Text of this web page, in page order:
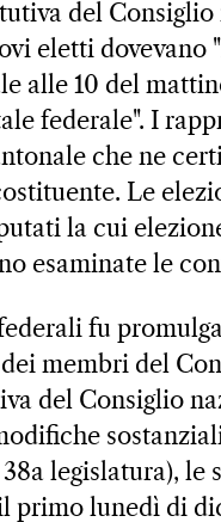
del
eletti dovevano
alle 10 del
federale". I
che ne
Le
la cui
esaminate le
fu
membri del
del Consiglio
legislatura), le
primo lunedì di